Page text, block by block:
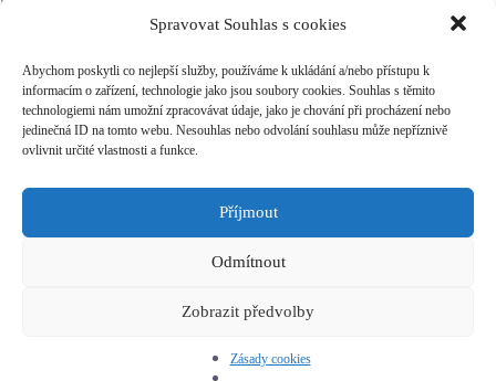
Spravovat Souhlas s cookies
Abychom poskytli co nejlepší služby, používáme k ukládání a/nebo přístupu k
informacím o zařízení, technologie jako jsou soubory cookies. Souhlas s těmito
technologiemi nám umožní zpracovávat údaje, jako je chování při procházení nebo
jedinečná ID na tomto webu. Nesouhlas nebo odvolání souhlasu může nepříznivě
ovlivnit určité vlastnosti a funkce.
Příjmout
Odmítnout
Zobrazit předvolby
Zásady cookies
převodů dělanou na míru přímo gravel cyklistice. A vzhledem
všechny, kteří chtějí tento mix silnice a terénu vyzkoušet na
vlastní kůži.
Vybrané parametry kola Kellys Soot
Rám
routing, 12x142mm thru axle
KELLYS Carbon Disc – 1.5 tapered
steerer, flat mount disc brake, 12x100mm
SHIMANO GRX RX600-1 (40T) – length